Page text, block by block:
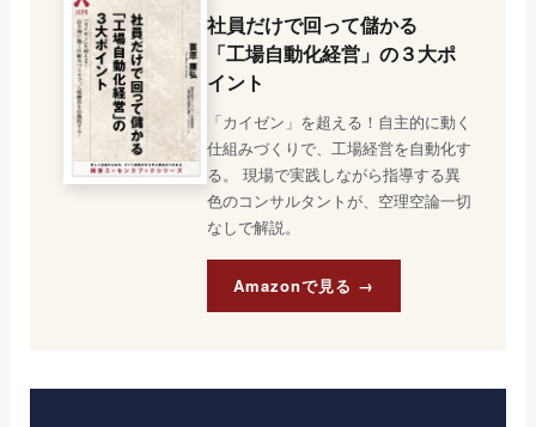
社員だけで回って儲かる
「工場自動化経営」の３大ポ
イント
「カイゼン」を超える！自主的に動く
仕組みづくりで、工場経営を自動化す
る。 現場で実践しながら指導する異
色のコンサルタントが、空理空論一切
なしで解説。
Amazonで見る →